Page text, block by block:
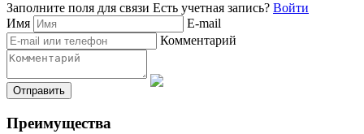
Заполните поля для связи Есть учетная запись? Войти
Имя
E-mail
Комментарий
Преимущества